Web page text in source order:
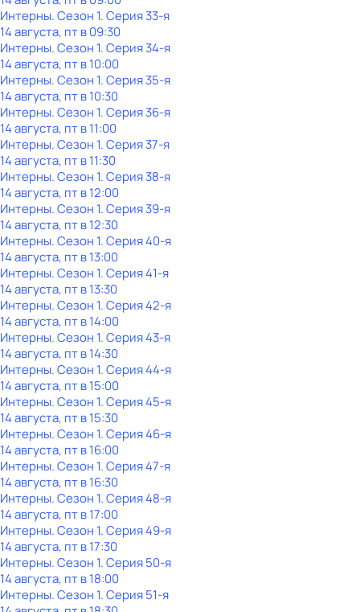
Интерны. Сезон 1. Серия 33-я
14 августа, пт в 09:30
Интерны. Сезон 1. Серия 34-я
14 августа, пт в 10:00
Интерны. Сезон 1. Серия 35-я
14 августа, пт в 10:30
Интерны. Сезон 1. Серия 36-я
14 августа, пт в 11:00
Интерны. Сезон 1. Серия 37-я
14 августа, пт в 11:30
Интерны. Сезон 1. Серия 38-я
14 августа, пт в 12:00
Интерны. Сезон 1. Серия 39-я
14 августа, пт в 12:30
Интерны. Сезон 1. Серия 40-я
14 августа, пт в 13:00
Интерны. Сезон 1. Серия 41-я
14 августа, пт в 13:30
Интерны. Сезон 1. Серия 42-я
14 августа, пт в 14:00
Интерны. Сезон 1. Серия 43-я
14 августа, пт в 14:30
Интерны. Сезон 1. Серия 44-я
14 августа, пт в 15:00
Интерны. Сезон 1. Серия 45-я
14 августа, пт в 15:30
Интерны. Сезон 1. Серия 46-я
14 августа, пт в 16:00
Интерны. Сезон 1. Серия 47-я
14 августа, пт в 16:30
Интерны. Сезон 1. Серия 48-я
14 августа, пт в 17:00
Интерны. Сезон 1. Серия 49-я
14 августа, пт в 17:30
Интерны. Сезон 1. Серия 50-я
14 августа, пт в 18:00
Интерны. Сезон 1. Серия 51-я